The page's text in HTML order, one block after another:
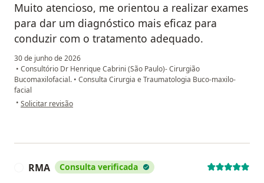
Muito atencioso, me orientou a realizar exames
para dar um diagnóstico mais eficaz para
conduzir com o tratamento adequado.
30 de junho de 2026
• Consultório Dr Henrique Cabrini (São Paulo)- Cirurgião
Bucomaxilofacial. • Consulta Cirurgia e Traumatologia Buco-maxilo-
facial
• na opinião do utilizador Josenildo
Solicitar revisão
RMA Consulta verificada